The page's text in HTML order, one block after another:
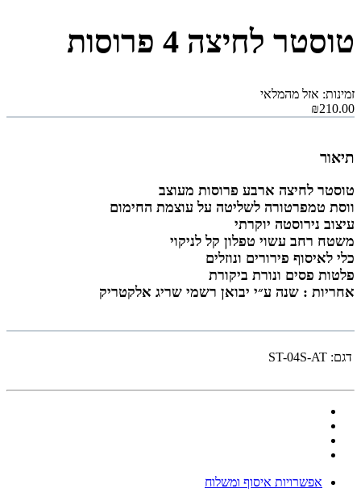
טוסטר לחיצה 4 פרוסות
זמינות: אזל מהמלאי
₪210.00
תיאור
טוסטר לחיצה ארבע פרוסות מעוצב
ווסת טמפרטורה לשליטה על עוצמת החימום
עיצוב נירוסטה יוקרתי
משטח רחב עשוי טפלון קל לניקוי
כלי לאיסוף פירורים ונוזלים
פלטות פסים ונורת ביקורת
אחריות : שנה ע״י יבואן רשמי שריג אלקטריק
דגם: ST-04S-AT
אפשרויות איסוף ומשלוח